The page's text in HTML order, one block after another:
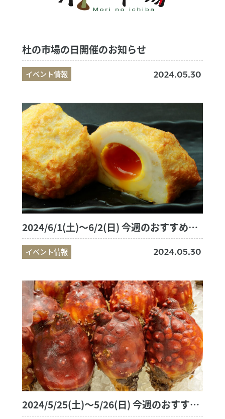
杜の市場の日開催のお知らせ
イベント情報 2024.05.30
2024/6/1(土)～6/2(日) 今週のおすすめ商品
イベント情報 2024.05.30
2024/5/25(土)～5/26(日) 今週のおすすめ商品